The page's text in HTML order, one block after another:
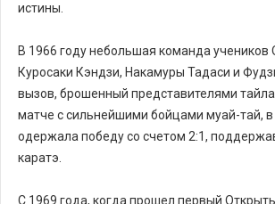
истины.
В 1966 году небольшая команда учеников
Куросаки Кэндзи, Накамуры Тадаси и
вызов, брошенный представителями
матче с сильнейшими бойцами муай-тай, в
одержала победу со счетом 2:1,
каратэ.
С 1969 года, когда прошел первый